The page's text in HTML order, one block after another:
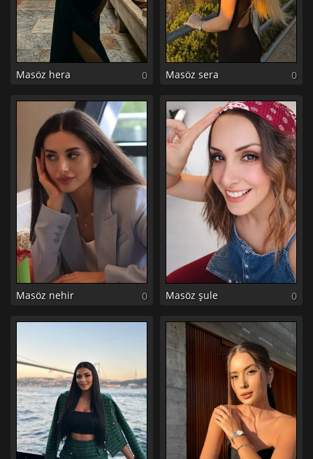
Masöz hera 0 Masöz sera 0
Masöz nehir 0 Masöz şule 0